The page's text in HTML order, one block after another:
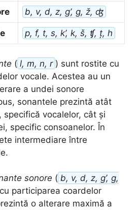
b, v, d, z, g’, g, ž, ʤ
p, f, t, s, k’, k, š, ʧ, ț, h
( l, m, n, r ) sunt rostite cu
vocale. Acestea au un
a undei sonore
sonantele prezintă atât
specifică vocalelor, cât și
specific consoanelor. În
intermediare între
sonore ( b, v, d, z, g’, g,
participarea coardelor
o alterare maximă a